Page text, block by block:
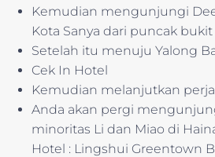
Kemudian mengunjungi
Kota Sanya dari puncak bukit
Setelah itu menuju Yalong
Cek In Hotel
Kemudian melanjutkan
Anda akan pergi
minoritas Li dan Miao di
Hotel : Lingshui Greentown